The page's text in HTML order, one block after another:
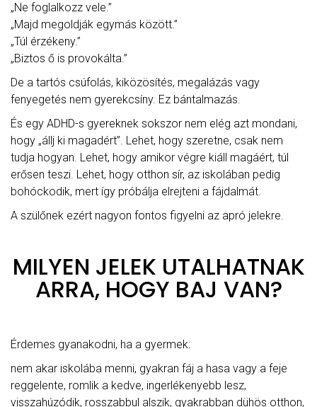
„Ne foglalkozz vele.”
„Majd megoldják egymás között.”
„Túl érzékeny.”
„Biztos ő is provokálta.”
De a tartós csúfolás, kiközösítés, megalázás vagy
fenyegetés nem gyerekcsíny. Ez bántalmazás.
És egy ADHD-s gyereknek sokszor nem elég azt mondani,
hogy „állj ki magadért”. Lehet, hogy szeretne, csak nem
tudja hogyan. Lehet, hogy amikor végre kiáll magáért, túl
erősen teszi. Lehet, hogy otthon sír, az iskolában pedig
bohóckodik, mert így próbálja elrejteni a fájdalmát.
A szülőnek ezért nagyon fontos figyelni az apró jelekre.
MILYEN JELEK UTALHATNAK
ARRA, HOGY BAJ VAN?
Érdemes gyanakodni, ha a gyermek:
nem akar iskolába menni, gyakran fáj a hasa vagy a feje
reggelente, romlik a kedve, ingerlékenyebb lesz,
visszahúzódik, rosszabbul alszik, gyakrabban dühös otthon,